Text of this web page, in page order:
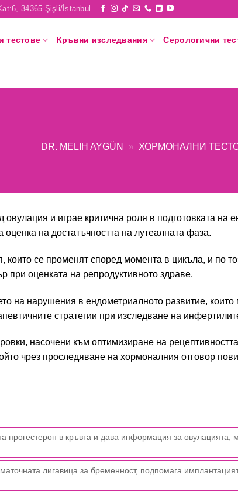
34365 Şişli/İstanbul
тестове Кръвни изследвания Серологични
DR. MELIH AYGÜN » ХОРМОНАЛНИ
и играе критична роля в подготовката на
на достатъчността на лутеалната фаза.
се променят според момента в цикъла, и по
при оценката на репродуктивното здраве.
на нарушения в ендометриалното развитие, които
стратегии при изследване на
насочени към оптимизиране на
чрез проследяване на хормоналния отговор
прогестерон в кръвта и дава информация за овулацията,
лигавица за бременност, подпомага